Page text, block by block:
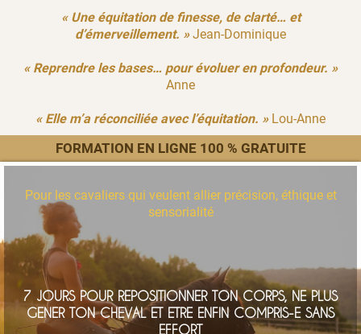
« Une équitation de finesse, de clarté… et
d’émerveillement. »Jean-Dominique
« Reprendre les bases… pour évoluer en profondeur. »
Anne
« Elle m’a réconciliée avec l’équitation. » Lou-Anne
FORMATION EN LIGNE 100 % GRATUITE
Pour les cavaliers qui veulent allier précision, éthique et
sensorialité
7 JOURS POUR REPOSITIONNER TON CORPS, NE PLUS
GENER TON CHEVAL ET ETRE ENFIN COMPRIS-E SANS
EFFORT